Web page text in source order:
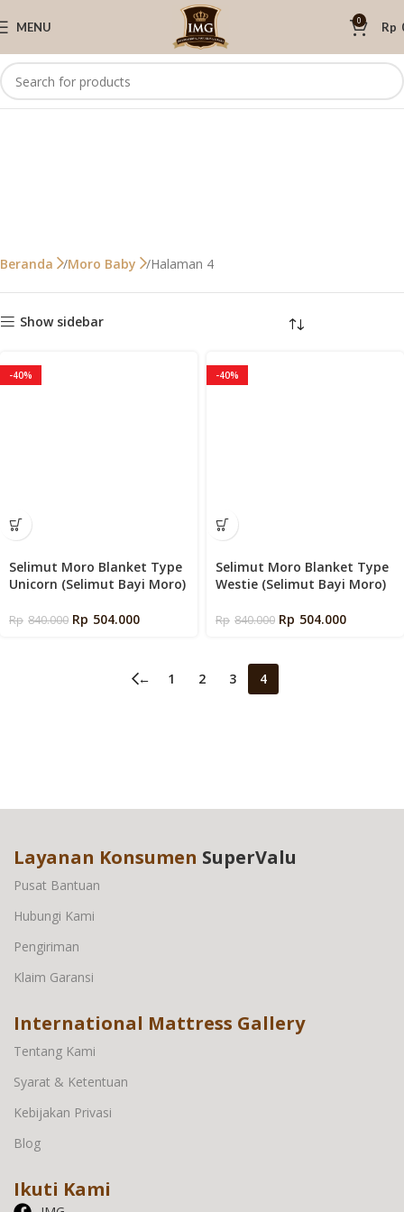
MENU 0 Rp
Beranda Moro Baby Halaman 4
Show sidebar
-40%
Selimut Moro Blanket Type
Unicorn (Selimut Bayi Moro)
Rp 840.000 Rp 504.000
-40%
Selimut Moro Blanket Type
Westie (Selimut Bayi Moro)
Rp 840.000 Rp 504.000
← 1 2 3 4
Layanan Konsumen SuperValu
Pusat Bantuan
Hubungi Kami
Pengiriman
Klaim Garansi
International Mattress Gallery
Tentang Kami
Syarat & Ketentuan
Kebijakan Privasi
Blog
Ikuti Kami